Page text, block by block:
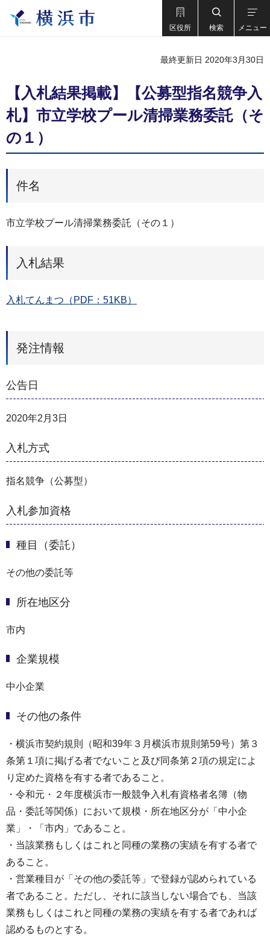
区役所 検索 メニュー
最終更新日 2020年3月30日
【入札結果掲載】【公募型指名競争入
札】市立学校プール清掃業務委託（そ
の１）
件名
市立学校プール清掃業務委託（その１）
入札結果
入札てんまつ（PDF：51KB）
発注情報
公告日
2020年2月3日
入札方式
指名競争（公募型）
入札参加資格
種目（委託）
その他の委託等
所在地区分
市内
企業規模
中小企業
その他の条件
・横浜市契約規則（昭和39年３月横浜市規則第59号）第３
条第１項に掲げる者でないこと及び同条第２項の規定によ
り定めた資格を有する者であること。
・令和元・２年度横浜市一般競争入札有資格者名簿（物
品・委託等関係）において規模・所在地区分が「中小企
業」・「市内」であること。
・当該業務もしくはこれと同種の業務の実績を有する者で
あること。
・営業種目が「その他の委託等」で登録が認められている
者であること。ただし、それに該当しない場合でも、当該
業務もしくはこれと同種の業務の実績を有する者であれば
認めるものとする。